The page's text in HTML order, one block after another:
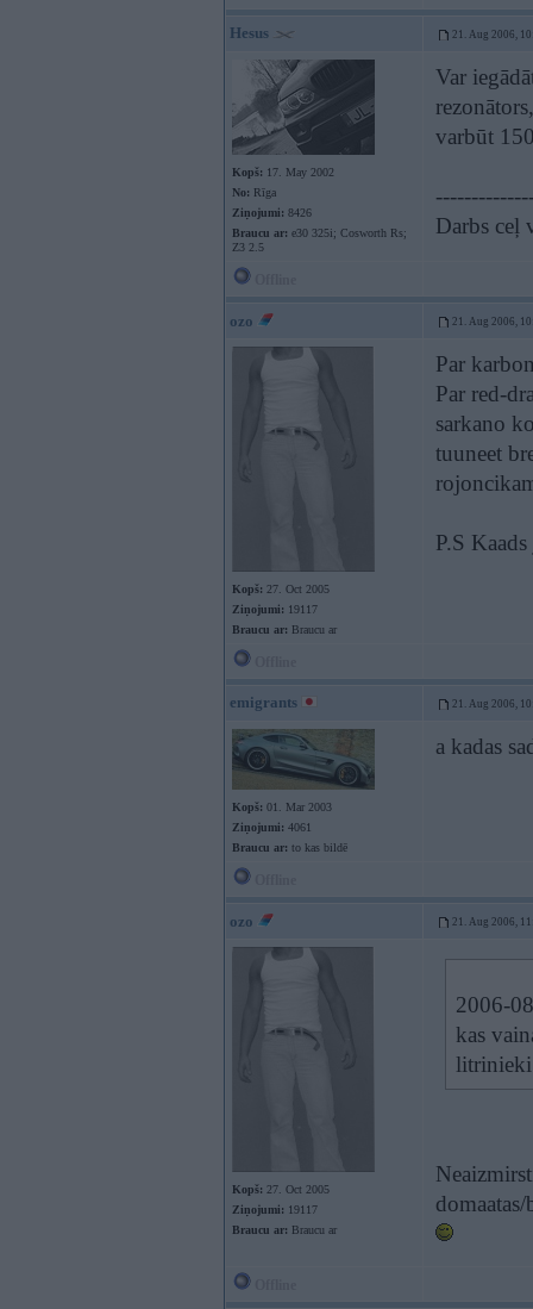
Hesus 21. Aug 2006,
Kopš: 17. May 2002
No: Rīga
Ziņojumi: 8426
Braucu ar: e30 325i; Cosworth Rs;
Z3 2.5
Var
varbūt
Darbs ceļ
ozo 21. Aug 2006,
Kopš: 27. Oct 2005
Ziņojumi: 19117
Braucu ar: Braucu ar
Par
Par red-
sarkano
tuuneet
P.S
emigrants 21. Aug 2006,
Kopš: 01. Mar 2003
Ziņojumi: 4061
Braucu ar: to kas bildē
a kadas
ozo 21. Aug 2006,
Kopš: 27. Oct 2005
Ziņojumi: 19117
Braucu ar: Braucu ar
2006-
kas